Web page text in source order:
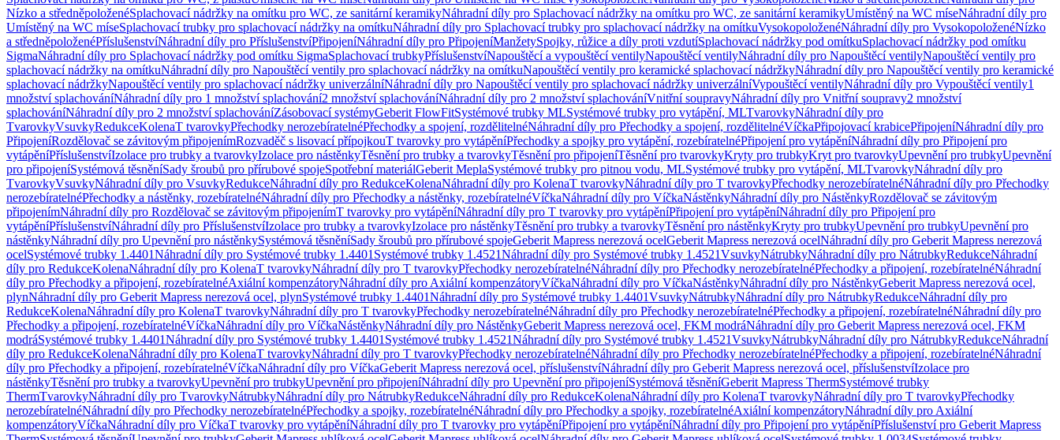
Nízko a středněpoloženéSplachovací nádržky na omítku pro WC, ze sanitární keramikyNáhradní díly pro Splachovací nádržky na omítku pro WC, ze sanitární keramikyUmístěný na WC míseNáhradní díly pro
Umístěný na WC míseSplachovací trubky pro splachovací nádržky na omítkuNáhradní díly pro Splachovací trubky pro splachovací nádržky na omítkuVysokopoloženéNáhradní díly pro VysokopoloženéNízko
a středněpoloženéPříslušenstvíNáhradní díly pro PříslušenstvíPřipojeníNáhradní díly pro PřipojeníManžetySpojky, růžice a díly proti vzdutíSplachovací nádržky pod omítkuSplachovací nádržky pod omítku
SigmaNáhradní díly pro Splachovací nádržky pod omítku SigmaSplachovací trubkyPříslušenstvíNapouštěcí a vypouštěcí ventilyNapouštěcí ventilyNáhradní díly pro Napouštěcí ventilyNapouštěcí ventily pro
splachovací nádržky na omítkuNáhradní díly pro Napouštěcí ventily pro splachovací nádržky na omítkuNapouštěcí ventily pro keramické splachovací nádržkyNáhradní díly pro Napouštěcí ventily pro keramické
splachovací nádržkyNapouštěcí ventily pro splachovací nádržky univerzálníNáhradní díly pro Napouštěcí ventily pro splachovací nádržky univerzálníVypouštěcí ventilyNáhradní díly pro Vypouštěcí ventily1
množství splachováníNáhradní díly pro 1 množství splachování2 množství splachováníNáhradní díly pro 2 množství splachováníVnitřní soupravyNáhradní díly pro Vnitřní soupravy2 množství
splachováníNáhradní díly pro 2 množství splachováníZásobovací systémyGeberit FlowFitSystémové trubky MLSystémové trubky pro vytápění, MLTvarovkyNáhradní díly pro
TvarovkyVsuvkyRedukceKolenaT tvarovkyPřechodky nerozebíratelnéPřechodky a spojení, rozdělitelnéNáhradní díly pro Přechodky a spojení, rozdělitelnéVíčkaPřipojovací krabicePřipojeníNáhradní díly pro
PřipojeníRozdělovač se závitovým připojenímRozvaděč s lisovací přípojkouT tvarovky pro vytápěníPřechodky a spojky pro vytápění, rozebíratelnéPřipojení pro vytápěníNáhradní díly pro Připojení pro
vytápěníPříslušenstvíIzolace pro trubky a tvarovkyIzolace pro nástěnkyTěsnění pro trubky a tvarovkyTěsnění pro připojeníTěsnění pro tvarovkyKryty pro trubkyKryt pro tvarovkyUpevnění pro trubkyUpevnění
pro připojeníSystémová těsněníSady šroubů pro přírubové spojeSpotřební materiálGeberit MeplaSystémové trubky pro pitnou vodu, MLSystémové trubky pro vytápění, MLTvarovkyNáhradní díly pro
TvarovkyVsuvkyNáhradní díly pro VsuvkyRedukceNáhradní díly pro RedukceKolenaNáhradní díly pro KolenaT tvarovkyNáhradní díly pro T tvarovkyPřechodky nerozebíratelnéNáhradní díly pro Přechodky
nerozebíratelnéPřechodky a nástěnky, rozebíratelnéNáhradní díly pro Přechodky a nástěnky, rozebíratelnéVíčkaNáhradní díly pro VíčkaNástěnkyNáhradní díly pro NástěnkyRozdělovač se závitovým
připojenímNáhradní díly pro Rozdělovač se závitovým připojenímT tvarovky pro vytápěníNáhradní díly pro T tvarovky pro vytápěníPřipojení pro vytápěníNáhradní díly pro Připojení pro
vytápěníPříslušenstvíNáhradní díly pro PříslušenstvíIzolace pro trubky a tvarovkyIzolace pro nástěnkyTěsnění pro trubky a tvarovkyTěsnění pro nástěnkyKryty pro trubkyUpevnění pro trubkyUpevnění pro
nástěnkyNáhradní díly pro Upevnění pro nástěnkySystémová těsněníSady šroubů pro přírubové spojeGeberit Mapress nerezová ocelGeberit Mapress nerezová ocelNáhradní díly pro Geberit Mapress nerezová
ocelSystémové trubky 1.4401Náhradní díly pro Systémové trubky 1.4401 Systémové trubky 1.4521Náhradní díly pro Systémové trubky 1.4521VsuvkyNátrubkyNáhradní díly pro NátrubkyRedukceNáhradní
díly pro RedukceKolenaNáhradní díly pro KolenaT tvarovkyNáhradní díly pro T tvarovkyPřechodky nerozebíratelnéNáhradní díly pro Přechodky nerozebíratelnéPřechodky a připojení, rozebíratelnéNáhradní
díly pro Přechodky a připojení, rozebíratelnéAxiální kompenzátoryNáhradní díly pro Axiální kompenzátoryVíčkaNáhradní díly pro VíčkaNástěnkyNáhradní díly pro NástěnkyGeberit Mapress nerezová ocel,
plynNáhradní díly pro Geberit Mapress nerezová ocel, plynSystémové trubky 1.4401Náhradní díly pro Systémové trubky 1.4401VsuvkyNátrubkyNáhradní díly pro NátrubkyRedukceNáhradní díly pro
RedukceKolenaNáhradní díly pro KolenaT tvarovkyNáhradní díly pro T tvarovkyPřechodky nerozebíratelnéNáhradní díly pro Přechodky nerozebíratelnéPřechodky a připojení, rozebíratelnéNáhradní díly pro
Přechodky a připojení, rozebíratelnéVíčkaNáhradní díly pro VíčkaNástěnkyNáhradní díly pro NástěnkyGeberit Mapress nerezová ocel, FKM modráNáhradní díly pro Geberit Mapress nerezová ocel, FKM
modráSystémové trubky 1.4401Náhradní díly pro Systémové trubky 1.4401 Systémové trubky 1.4521Náhradní díly pro Systémové trubky 1.4521VsuvkyNátrubkyNáhradní díly pro NátrubkyRedukceNáhradní
díly pro RedukceKolenaNáhradní díly pro KolenaT tvarovkyNáhradní díly pro T tvarovkyPřechodky nerozebíratelnéNáhradní díly pro Přechodky nerozebíratelnéPřechodky a připojení, rozebíratelnéNáhradní
díly pro Přechodky a připojení, rozebíratelnéVíčkaNáhradní díly pro VíčkaGeberit Mapress nerezová ocel, příslušenstvíNáhradní díly pro Geberit Mapress nerezová ocel, příslušenstvíIzolace pro
nástěnkyTěsnění pro trubky a tvarovkyUpevnění pro trubkyUpevnění pro připojeníNáhradní díly pro Upevnění pro připojeníSystémová těsněníGeberit Mapress ThermSystémové trubky
ThermTvarovkyNáhradní díly pro TvarovkyNátrubkyNáhradní díly pro NátrubkyRedukceNáhradní díly pro RedukceKolenaNáhradní díly pro KolenaT tvarovkyNáhradní díly pro T tvarovkyPřechodky
nerozebíratelnéNáhradní díly pro Přechodky nerozebíratelnéPřechodky a spojky, rozebíratelnéNáhradní díly pro Přechodky a spojky, rozebíratelnéAxiální kompenzátoryNáhradní díly pro Axiální
kompenzátoryVíčkaNáhradní díly pro VíčkaT tvarovky pro vytápěníNáhradní díly pro T tvarovky pro vytápěníPřipojení pro vytápěníNáhradní díly pro Připojení pro vytápěníPříslušenství pro Geberit Mapress